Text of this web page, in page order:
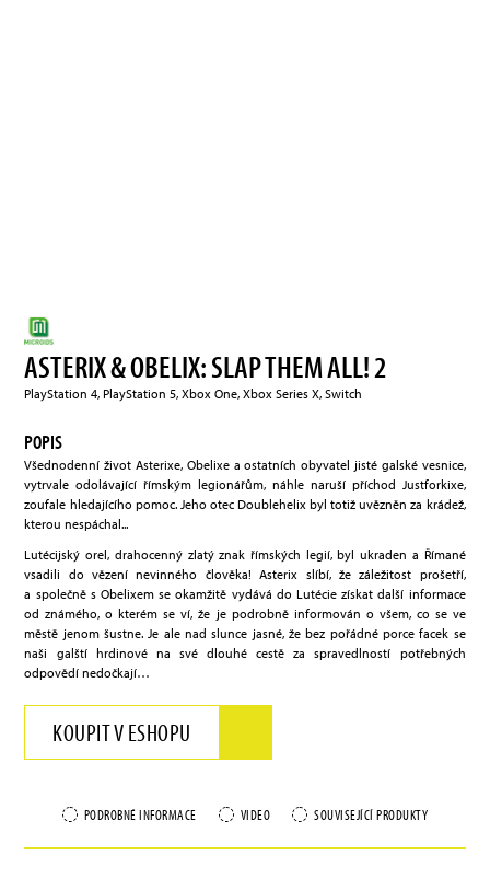
ASTERIX & OBELIX: SLAP THEM ALL! 2
PlayStation 4, PlayStation 5, Xbox One, Xbox Series X, Switch
POPIS
Všednodenní život Asterixe, Obelixe a ostatních obyvatel jisté galské vesnice,
vytrvale odolávající římským legionářům, náhle naruší příchod Justforkixe,
zoufale hledajícího pomoc. Jeho otec Doublehelix byl totiž uvězněn za krádež,
kterou nespáchal...
Lutécijský orel, drahocenný zlatý znak římských legií, byl ukraden a Římané
vsadili do vězení nevinného člověka! Asterix slíbí, že záležitost prošetří,
a společně s Obelixem se okamžitě vydává do Lutécie získat další informace
od známého, o kterém se ví, že je podrobně informován o všem, co se ve
městě jenom šustne. Je ale nad slunce jasné, že bez pořádné porce facek se
naši galští hrdinové na své dlouhé cestě za spravedlností potřebných
odpovědí nedočkají…
KOUPIT V ESHOPU
PODROBNÉ INFORMACE VIDEO SOUVISEJÍCÍ PRODUKTY